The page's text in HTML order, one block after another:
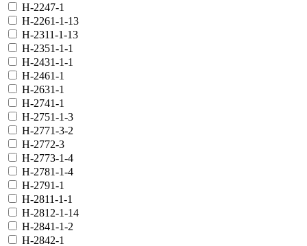
H-2247-1
H-2261-1-13
H-2311-1-13
H-2351-1-1
H-2431-1-1
H-2461-1
H-2631-1
H-2741-1
H-2751-1-3
H-2771-3-2
H-2772-3
H-2773-1-4
H-2781-1-4
H-2791-1
H-2811-1-1
H-2812-1-14
H-2841-1-2
H-2842-1